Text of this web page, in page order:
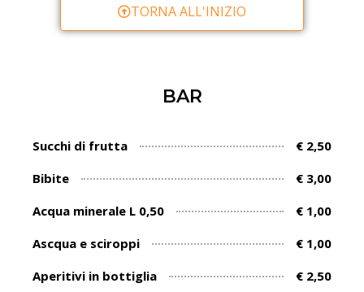
TORNA ALL'INIZIO
BAR
Succhi di frutta
€ 2,50
Bibite
€ 3,00
Acqua minerale L 0,50
€ 1,00
Ascqua e sciroppi
€ 1,00
Aperitivi in bottiglia
€ 2,50